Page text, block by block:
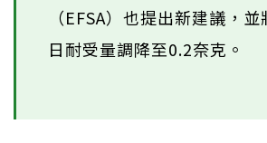
（EFSA）也提出新建議，
日耐受量調降至0.2奈克。